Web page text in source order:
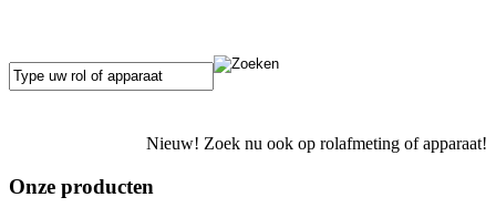
Nieuw! Zoek nu ook op rolafmeting of apparaat!
Onze producten